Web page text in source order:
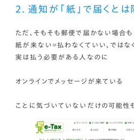
２．通知が「紙」で届くと
ただ、そもそも郵便で届かない場合も
紙が来ない＝払わなくていい、ではな
実は払う必要がある人なのに
オンラインでメッセージが来ている
ことに気づいていないだけの可能性も